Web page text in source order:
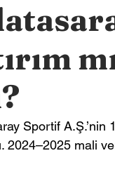
Sportif A.Ş.’nin
2024–2025 mali